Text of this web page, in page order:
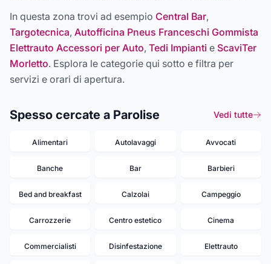
In questa zona trovi ad esempio Central Bar,
Targotecnica, Autofficina Pneus Franceschi Gommista
Elettrauto Accessori per Auto, Tedi Impianti e ScaviTer
Morletto. Esplora le categorie qui sotto e filtra per
servizi e orari di apertura.
Spesso cercate a Parolise Vedi tutte
Alimentari Autolavaggi Avvocati
Banche Bar Barbieri
Bed and breakfast Calzolai Campeggio
Carrozzerie Centro estetico Cinema
Commercialisti Disinfestazione Elettrauto